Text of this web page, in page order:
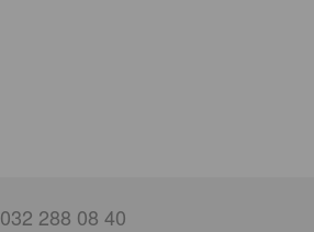
032 288 08 40